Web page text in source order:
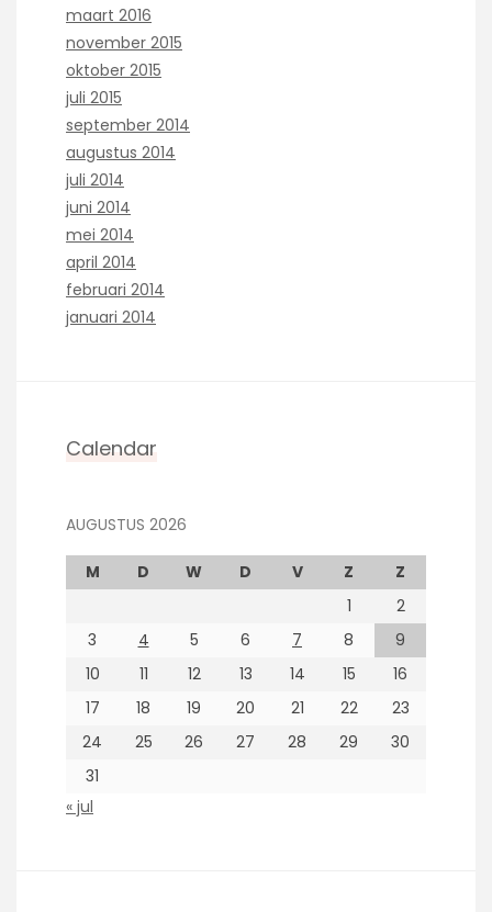
maart 2016
november 2015
oktober 2015
juli 2015
september 2014
augustus 2014
juli 2014
juni 2014
mei 2014
april 2014
februari 2014
januari 2014
Calendar
AUGUSTUS 2026
M D W D V Z
Z
1
2
3
4 5 6 7 8
9
10
11 12 13 14 15
16
17
18 19 20 21 22
23
24
25 26 27 28 29
30
31
« jul